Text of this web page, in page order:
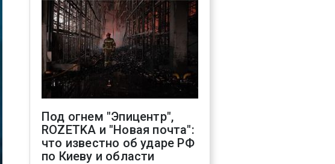
Под огнем "Эпицентр",
ROZETKA и "Новая почта":
что известно об ударе РФ
по Киеву и области